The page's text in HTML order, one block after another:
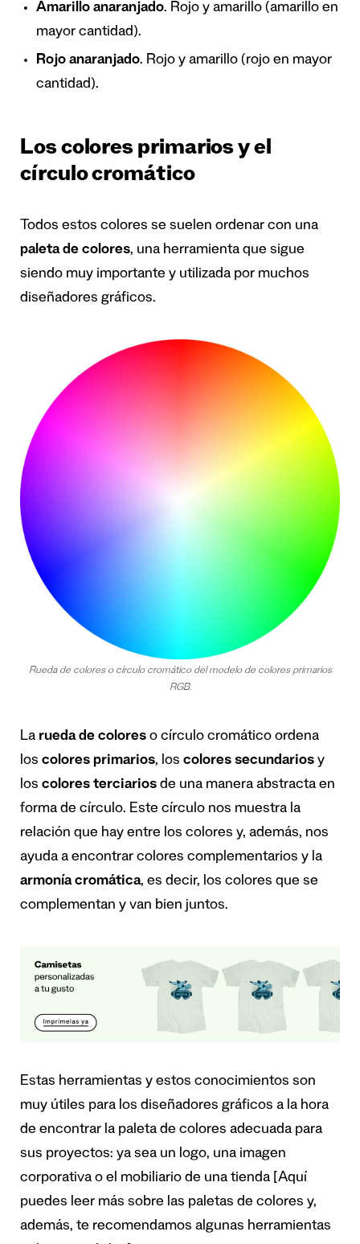
Amarillo anaranjado. Rojo y amarillo (amarillo en
mayor cantidad).
Rojo anaranjado. Rojo y amarillo (rojo en mayor
cantidad).
Los colores primarios y el
círculo cromático
Todos estos colores se suelen ordenar con una
paleta de colores, una herramienta que sigue
siendo muy importante y utilizada por muchos
diseñadores gráficos.
Rueda de colores o círculo cromático del modelo de colores primarios
RGB.
La rueda de colores o círculo cromático ordena
los colores primarios, los colores secundarios y
los colores terciarios de una manera abstracta en
forma de círculo. Este círculo nos muestra la
relación que hay entre los colores y, además, nos
ayuda a encontrar colores complementarios y la
armonía cromática, es decir, los colores que se
complementan y van bien juntos.
Estas herramientas y estos conocimientos son
muy útiles para los diseñadores gráficos a la hora
de encontrar la paleta de colores adecuada para
sus proyectos: ya sea un logo, una imagen
corporativa o el mobiliario de una tienda [Aquí
puedes leer más sobre las paletas de colores y,
además, te recomendamos algunas herramientas